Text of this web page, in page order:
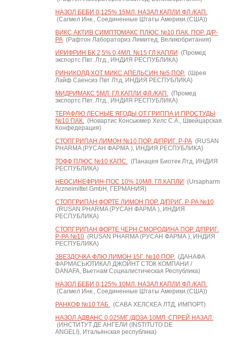
НАЗОЛ БЕБИ 0,125% 15МЛ. НАЗАЛ.КАПЛИ ФЛ./КАП.
(Сагмел Инк., Соединенные Штаты Америки (США))
ВИКС АКТИВ СИМПТОМАКС ПЛЮС №10 ПАК. ПОР. Д/Р-
РА(Рафтон Лабораториз Лимитед, Великобритания)
ИРИФРИН БК 2,5% 0,4МЛ. №15 ГЛ.КАПЛИ (Промед
экспортс Пвт. Лтд., ИНДИЯ РЕСПУБЛИКА)
РИНИКОЛД ХОТ МИКС АПЕЛЬСИН №5 ПОР.(Шрея
Лайф Саенсиз Пвт Лтд, ИНДИЯ РЕСПУБЛИКА)
МИДРИМАКС 5МЛ. ГЛ.КАПЛИ ФЛ./КАП.(Промед
экспортс Пвт. Лтд., ИНДИЯ РЕСПУБЛИКА)
ТЕРАФЛЮ ЛЕСНЫЕ ЯГОДЫ ОТ ГРИППА И ПРОСТУДЫ
№10 ПАК.(Новартис Консьюмер Хелс С.А., Швейцарская
Конфедерация)
СТОПГРИПАН ЛИМОН №10 ПОР. Д/ПРИГ. Р-РА(RUSAN
PHARMA (РУСАН ФАРМА ), ИНДИЯ РЕСПУБЛИКА)
ТОФФ ПЛЮС №10 КАПС.(Панацея Биотек Лтд, ИНДИЯ
РЕСПУБЛИКА)
НЕОСИНЕФРИН-ПОС 10% 10МЛ. ГЛ.КАПЛИ (Ursapharm
Arzneimittel GmbH, ГЕРМАНИЯ)
СТОПГРИПАН ФОРТЕ ЛИМОН ПОР. Д/ПРИГ. Р-РА №10
(RUSAN PHARMA (РУСАН ФАРМА ), ИНДИЯ
РЕСПУБЛИКА)
СТОПГРИПАН ФОРТЕ ЧЕРН.СМОРОДИНА ПОР. Д/ПРИГ.
Р-РА №10(RUSAN PHARMA (РУСАН ФАРМА ), ИНДИЯ
РЕСПУБЛИКА)
ЗВЕЗДОЧКА ФЛЮ ЛИМОН 15Г. №10 ПОР.(ДАНАФА
ФАРМАСЬЮТИКАЛ ДЖОЙНТ СТОК КОМПАНИ /
DANAFA, Вьетнам Социалистическая Республика)
НАЗОЛ БЕБИ 0,125% 10МЛ. НАЗАЛ.КАПЛИ ФЛ./КАП.
(Сагмел Инк., Соединенные Штаты Америки (США))
РАНКОФ №10 ТАБ.(САВА ХЕЛСКЕА ЛТД, ИМПОРТ)
НАЗОЛ АДВАНС 0,025МГ./ДОЗА 10МЛ. СПРЕЙ НАЗАЛ.
(ИНСТИТУТ ДЕ АНГЕЛИ (INSTITUTO DE
ANGELI), Итальянская республика)